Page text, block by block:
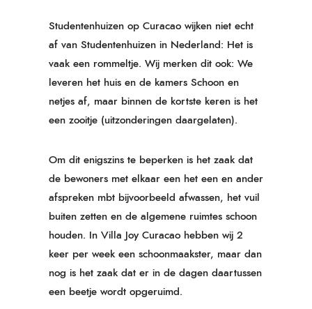
Studentenhuizen op Curacao wijken niet echt
af van Studentenhuizen in Nederland: Het is
vaak een rommeltje. Wij merken dit ook: We
leveren het huis en de kamers Schoon en
netjes af, maar binnen de kortste keren is het
een zooitje (uitzonderingen daargelaten).
Om dit enigszins te beperken is het zaak dat
de bewoners met elkaar een het een en ander
afspreken mbt bijvoorbeeld afwassen, het vuil
buiten zetten en de algemene ruimtes schoon
houden. In Villa Joy Curacao hebben wij 2
keer per week een schoonmaakster, maar dan
nog is het zaak dat er in de dagen daartussen
een beetje wordt opgeruimd.